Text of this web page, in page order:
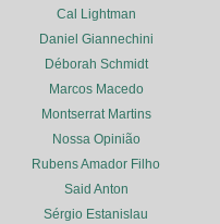
Cal Lightman
Daniel Giannechini
Déborah Schmidt
Marcos Macedo
Montserrat Martins
Nossa Opinião
Rubens Amador Filho
Said Anton
Sérgio Estanislau